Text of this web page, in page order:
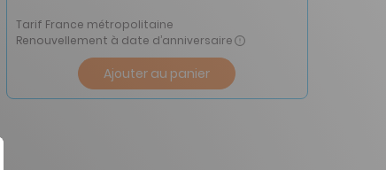
Tarif France métropolitaine
Renouvellement à date d’anniversaire
Ajouter au panier